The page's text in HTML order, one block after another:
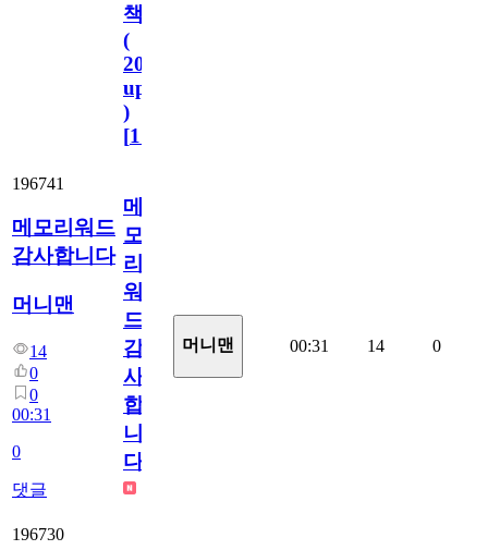
책
(
2023.11.1
update
)
[110
196741
메모리워드
감사합니다
머니맨
14
0
0
00:31
0
댓글
메
모
리
워
드
감
사
합
니
다
머니맨 00:31 14 0
196730